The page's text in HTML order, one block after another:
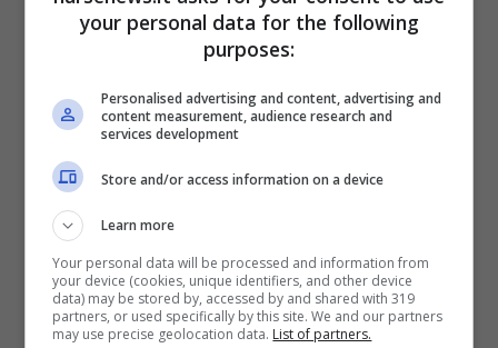
coniuge stava già percependo un assegno
divorzile, che a quel punto verrà trasformato
in pensione di reversibilità. Questo vale anche
nei casi in cui il coniuge decide di sposarsi di
nuovo. La sentenza di divorzio però,deve
essere obbligatoriamente successiva
all’inizio del rapporto lavorativo che ha
permesso alla persona defunta di raggiungere
i requisiti previsti. Per quanto riguarda l’entità
your personal data for the following
purposes:
Personalised advertising and content, advertising and
content measurement, audience research and
services development
Store and/or access information on a device
Learn more
Your personal data will be processed and information from
your device (cookies, unique identifiers, and other device
data) may be stored by, accessed by and shared with 319
partners, or used specifically by this site. We and our partners
may use precise geolocation data. List of partners.